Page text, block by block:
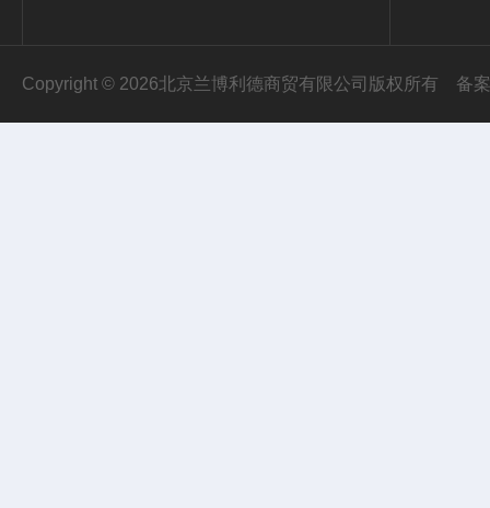
Copyright © 2026北京兰博利德商贸有限公司版权所有 备